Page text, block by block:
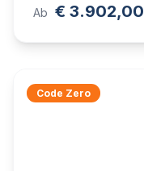
Ab € 3.902,00
Code Zero